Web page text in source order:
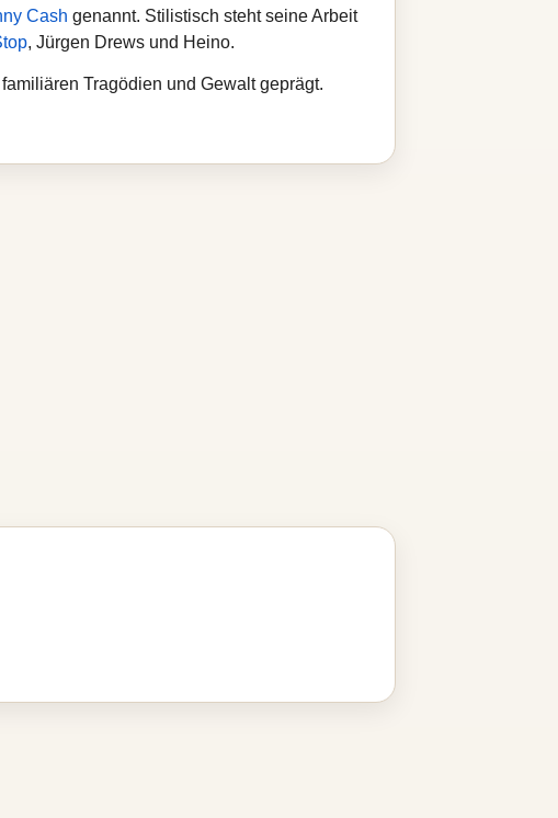
Cash genannt. Stilistisch steht seine Arbeit
, Jürgen Drews und Heino.
Tragödien und Gewalt geprägt.